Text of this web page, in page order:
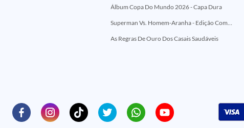
Álbum Copa Do Mundo 2026 - Capa Dura
Superman Vs. Homem-Aranha - Edição Comemorativa 50 Anos (Encontros Clássicos Dc E Marvel)
As Regras De Ouro Dos Casais Saudáveis